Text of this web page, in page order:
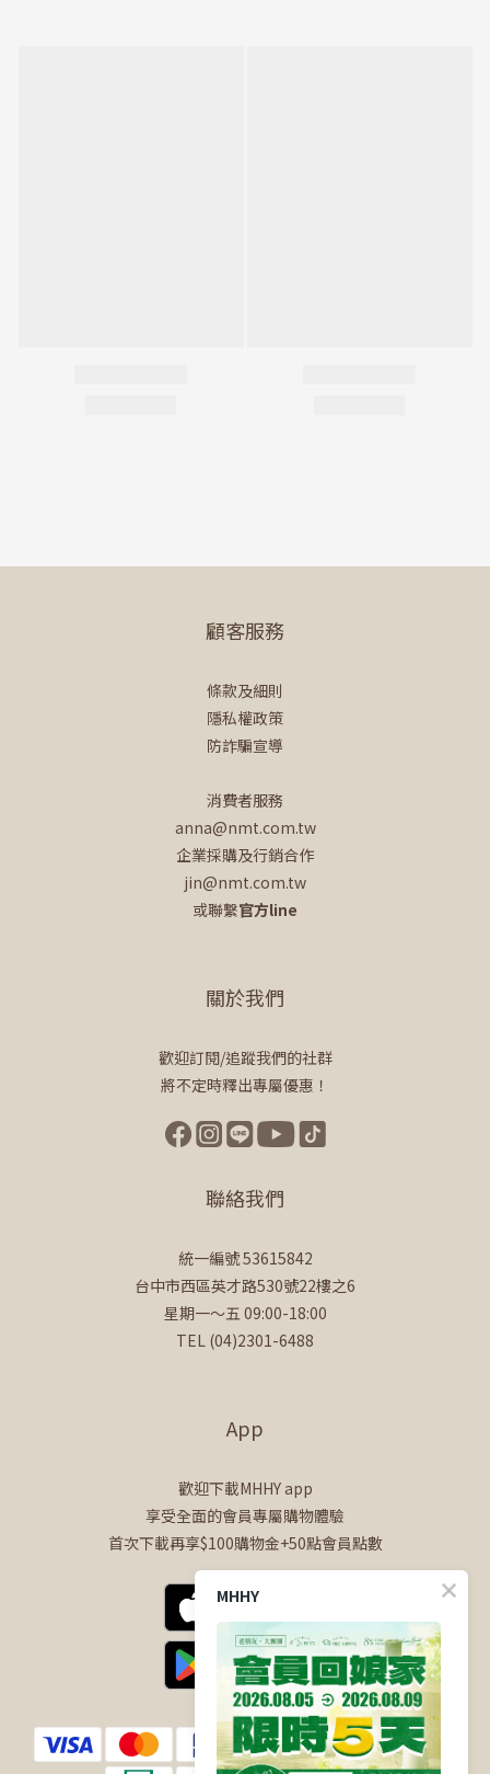
顧客服務
條款及細則
隱私權政策
防詐騙宣導
消費者服務
anna@nmt.com.tw
企業採購及行銷合作
jin@nmt.com.tw
或聯繫官方line
關於我們
歡迎訂閱/追蹤我們的社群
將不定時釋出專屬優惠！
聯絡我們
統一編號 53615842
台中市西區英才路530號22樓之6
星期一～五 09:00-18:00
TEL (04)2301-6488
App
歡迎下載MHHY app
享受全面的會員專屬購物體驗
首次下載再享$100購物金+50點會員點數
MHHY